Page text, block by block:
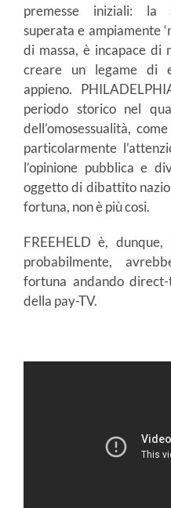
premesse iniziali: la
superata e ampiamente
di massa, è incapace di
creare un legame di
appieno.
periodo storico nel
dell’omosessualità,
particolarmente
l’opinione pubblica e
oggetto di dibattito
fortuna, non è più cosi.
FREEHELD è,
probabilmente,
fortuna andando
della pay-TV.